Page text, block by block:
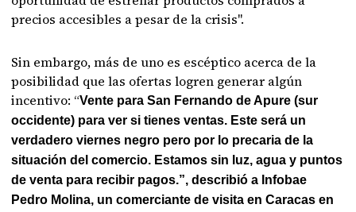
precios accesibles a pesar de la crisis".
Sin embargo, más de uno es escéptico acerca de la
posibilidad que las ofertas logren generar algún
incentivo: “Vente para San Fernando de Apure (sur
occidente) para ver si tienes ventas. Este será un
verdadero viernes negro pero por lo precaria de la
situación del comercio. Estamos sin luz, agua y puntos
de venta para recibir pagos.”, describió a Infobae
Pedro Molina, un comerciante de visita en Caracas en